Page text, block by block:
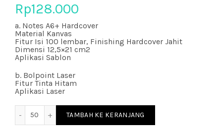
Rp128.000
a. Notes A6+ Hardcover
Material Kanvas
Fitur Isi 100 lembar, Finishing Hardcover Jahit
Dimensi 12,5×21 cm2
Aplikasi Sablon
b. Bolpoint Laser
Fitur Tinta Hitam
Aplikasi Laser
Kuantitas Echo Giftset
TAMBAH KE KERANJANG